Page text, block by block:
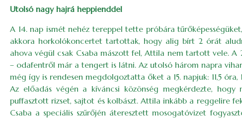
Utolsó nagy hajrá heppienddel
A 14. nap ismét nehéz tereppel tette próbára
akkora horkolókoncertet tartottak, hogy alig bírt 2 órát
ahova végül csak Csaba mászott fel, Attila nem tartott vele.
– odafentről már a tengert is látni. Az utolsó három napra
még így is rendesen megdolgoztatta őket a 15. napjuk: 11,5
Az előadás végén a kíváncsi közönség megkérdezte,
puffasztott rizset, sajtot és kolbászt. Attila inkább a reggelire
Csaba a speciális szűrőjén áteresztett mosogatóvizet